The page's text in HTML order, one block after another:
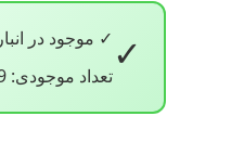
✓ ✓ موجود در انبار
تعداد موجودی: 9 عدد